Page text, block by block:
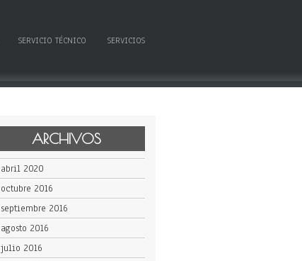
SERVICIO TÉCNICO SERVICIOS
ARCHIVOS
abril 2020
octubre 2016
septiembre 2016
agosto 2016
julio 2016